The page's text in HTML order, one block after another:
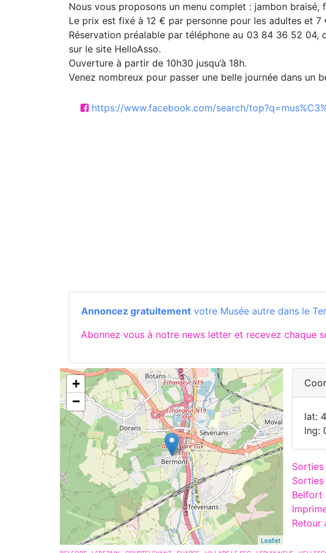
Nous vous proposons un menu complet : jambon
Le prix est fixé à 12 € par personne pour les adultes et
Réservation préalable par téléphone au 03 84 36 52 04,
sur le site HelloAsso.
Ouverture à partir de 10h30 jusqu’à 18h.
Venez nombreux pour passer une belle journée dans un
https://www.facebook.com/search/
Annoncez gratuitement votre Musée autre dans le
Abonnez vous à notre news letter et recevez chaque
+
−
Leaflet
lat:
lng:
Sorties
Belfort
Retour